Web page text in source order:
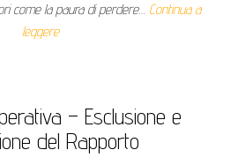
come la paura di perdere… Continua a
leggere
– Esclusione e
del Rapporto